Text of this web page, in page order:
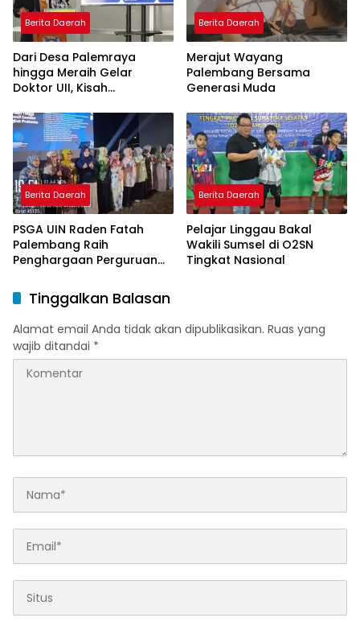
Berita Daerah
Dari Desa Palemraya
hingga Meraih Gelar
Doktor UII, Kisah
Yogyakarta yang Pernah
Menjadi Driver Taksi Online
Berita Daerah
Merajut Wayang
Palembang Bersama
Generasi Muda
Berita Daerah
PSGA UIN Raden Fatah
Palembang Raih
Penghargaan Perguruan
Peringkat Pratama
Berita Daerah
Pelajar Linggau Bakal
Wakili Sumsel di O2SN
Tingkat Nasional
Tinggalkan Balasan
Alamat email Anda tidak akan dipublikasikan. Ruas yang
wajib ditandai *